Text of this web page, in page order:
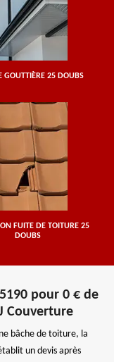
GOUTTIÈRE 25 DOUBS
FUITE DE TOITURE 25
DOUBS
pour 0 € de
Couverture
bâche de toiture, la
un devis après